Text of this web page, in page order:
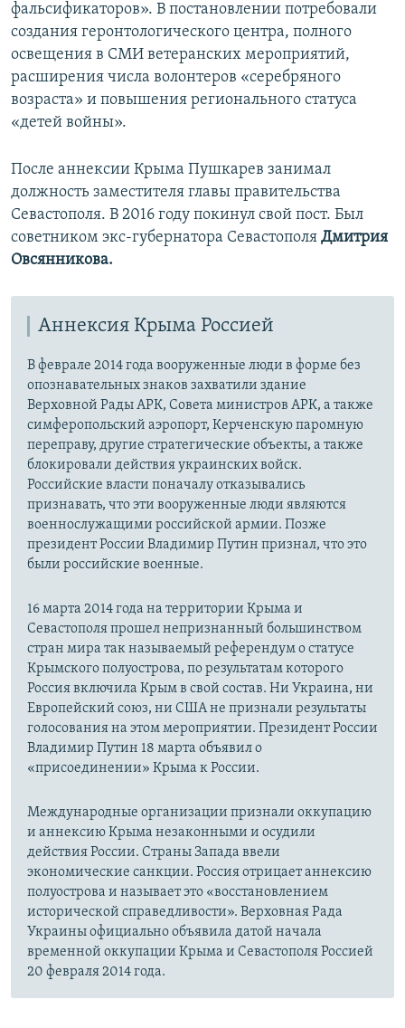
фальсификаторов». В постановлении потребовали
создания геронтологического центра, полного
освещения в СМИ ветеранских мероприятий,
расширения числа волонтеров «серебряного
возраста» и повышения регионального статуса
«детей войны».
После аннексии Крыма Пушкарев занимал
должность заместителя главы правительства
Севастополя. В 2016 году покинул свой пост. Был
советником экс-губернатора Севастополя Дмитрия
Овсянникова.
Аннексия Крыма Россией
В феврале 2014 года вооруженные люди в форме без
опознавательных знаков захватили здание
Верховной Рады АРК, Совета министров АРК, а также
симферопольский аэропорт, Керченскую паромную
переправу, другие стратегические объекты, а также
блокировали действия украинских войск.
Российские власти поначалу отказывались
признавать, что эти вооруженные люди являются
военнослужащими российской армии. Позже
президент России Владимир Путин признал, что это
были российские военные.
16 марта 2014 года на территории Крыма и
Севастополя прошел непризнанный большинством
стран мира так называемый референдум о статусе
Крымского полуострова, по результатам которого
Россия включила Крым в свой состав. Ни Украина, ни
Европейский союз, ни США не признали результаты
голосования на этом мероприятии. Президент России
Владимир Путин 18 марта объявил о
«присоединении» Крыма к России.
Международные организации признали оккупацию
и аннексию Крыма незаконными и осудили
действия России. Страны Запада ввели
экономические санкции. Россия отрицает аннексию
полуострова и называет это «восстановлением
исторической справедливости». Верховная Рада
Украины официально объявила датой начала
временной оккупации Крыма и Севастополя Россией
20 февраля 2014 года.